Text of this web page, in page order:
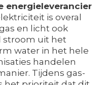
energieleverancier
is overal
en licht ook
stroom uit het
water in het hele
handelen
Tijdens gas-